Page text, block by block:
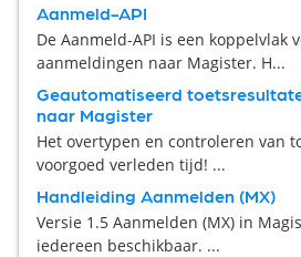
Aanmeld-API
De Aanmeld-API is een koppelvlak
aanmeldingen naar Magister. H...
Geautomatiseerd
naar Magister
Het overtypen en controleren van
voorgoed verleden tijd! ...
Handleiding Aanmelden (MX)
Versie 1.5 Aanmelden (MX) in
iedereen beschikbaar. ...